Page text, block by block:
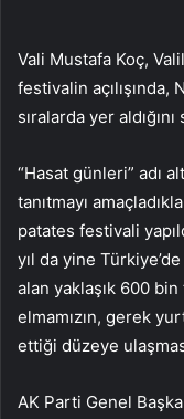
Vali Mustafa Koç,
festivalin açılışında,
sıralarda yer
“Hasat günleri” adı
tanıtmayı
patates festivali
yıl da yine
alan yaklaşık 600
elmamızın, gerek
ettiği düzeye
AK Parti Genel